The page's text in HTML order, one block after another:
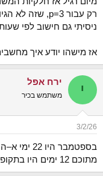
רק עבור p=3, שזה לא הגיוני (ערב חג שווה פי 3 מיום רגיל).
ניסיתי גם חישוב לפי שעות וזה
אז מישהו יודע איך
י ירח אפל
משתמש בכיר
3/2/26
בספטמבר היו 22 ימי א–ה
מתוכם 12 ימים היו בתקופת ההעסקה שלך